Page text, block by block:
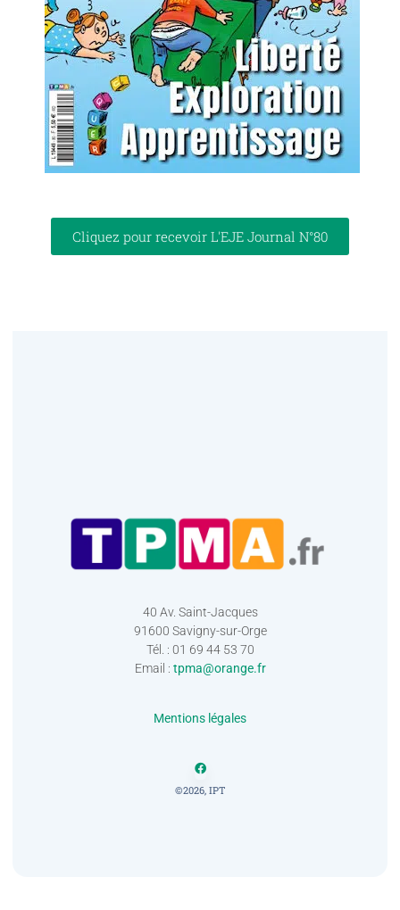
Cliquez pour recevoir L'EJE Journal N°80
40 Av. Saint-Jacques
91600 Savigny-sur-Orge
Tél. : 01 69 44 53 70
Email : tpma@orange.fr
Mentions légales
©2026, IPT